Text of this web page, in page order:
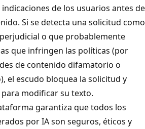
de los usuarios antes de
Si se detecta una solicitud como
o que probablemente
que infringen las políticas (por
de contenido difamatorio o
el escudo bloquea la solicitud y
modificar su texto.
garantiza que todos los
por IA son seguros, éticos y